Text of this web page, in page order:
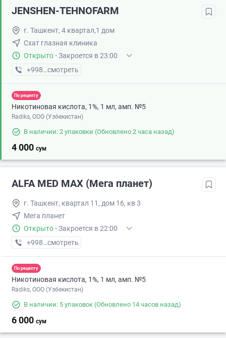
JENSHEN-TEHNOFARM
г. Ташкент, 4 квартал,1 дом
Схат глазная клиника
Открыто · Закроется в 23:00
+998 (99) XXX-XX-XX
смотреть
По рецепту
Никотиновая кислота, 1%, 1 мл, амп. №5
Radiks, ООО (Узбекистан)
В наличии: 2 упаковки (Обновлено 2 часа назад)
4 000 сум
ALFA MED MAX (Мега планет)
г. Ташкент, квартал 11, дом 16, кв 3
Мега планет
Открыто · Закроется в 22:00
+998 (71) XXX-XX-XX
смотреть
По рецепту
Никотиновая кислота, 1%, 1 мл, амп. №5
Radiks, ООО (Узбекистан)
В наличии: 5 упаковок (Обновлено 14 часов назад)
6 000 сум